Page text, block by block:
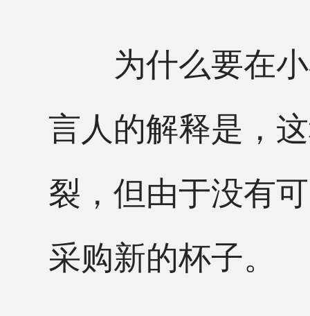
为什么要在小
言人的解释是，
裂，但由于没有
采购新的杯子。